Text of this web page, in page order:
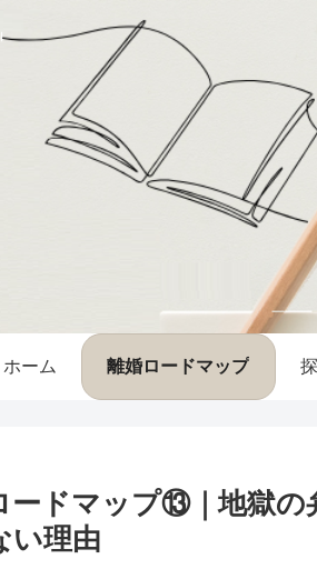
ホーム 離婚ロードマップ
ードマップ⑬｜地獄
い理由